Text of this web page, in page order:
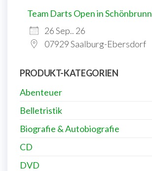
Team Darts Open in Schönbrunn
26 Sep.. 26
07929 Saalburg-Ebersdorf
PRODUKT-KATEGORIEN
Abenteuer
Belletristik
Biografie & Autobiografie
CD
DVD